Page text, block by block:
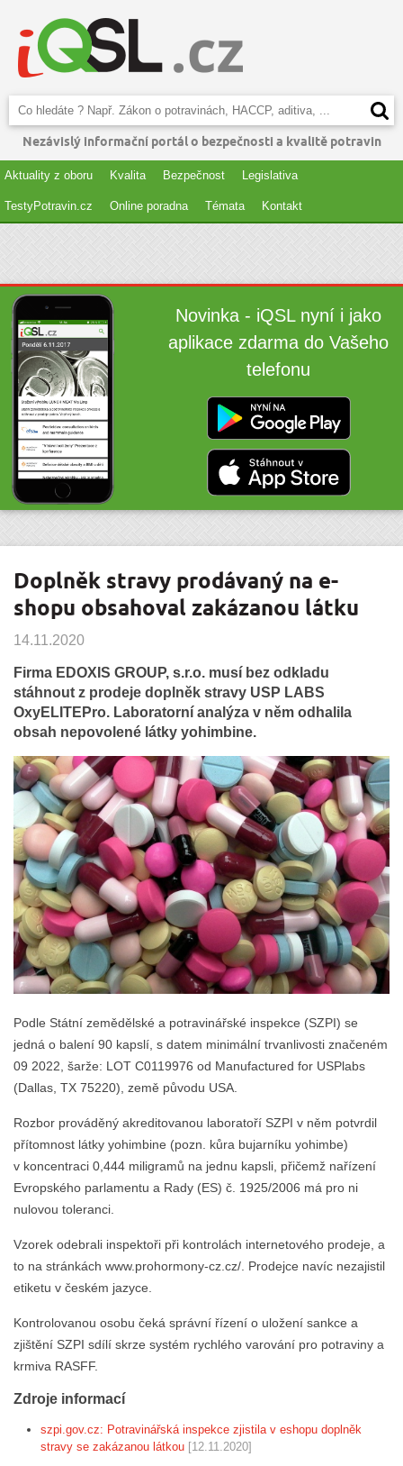
Nezávislý informační portál o bezpečnosti a kvalitě potravin
Aktuality z oboru Kvalita Bezpečnost Legislativa
TestyPotravin.cz Online poradna Témata Kontakt
Novinka - iQSL nyní i jako
aplikace zdarma do Vašeho
telefonu
Doplněk stravy prodávaný na e-
shopu obsahoval zakázanou látku
14.11.2020
Firma EDOXIS GROUP, s.r.o. musí bez odkladu
stáhnout z prodeje doplněk stravy USP LABS
OxyELITEPro. Laboratorní analýza v něm odhalila
obsah nepovolené látky yohimbine.
Podle Státní zemědělské a potravinářské inspekce (SZPI) se
jedná o balení 90 kapslí, s datem minimální trvanlivosti značeném
09 2022, šarže: LOT C0119976 od Manufactured for USPlabs
(Dallas, TX 75220), země původu USA.
Rozbor prováděný akreditovanou laboratoří SZPI v něm potvrdil
přítomnost látky yohimbine (pozn. kůra bujarníku yohimbe)
v koncentraci 0,444 miligramů na jednu kapsli, přičemž nařízení
Evropského parlamentu a Rady (ES) č. 1925/2006 má pro ni
nulovou toleranci.
Vzorek odebrali inspektoři při kontrolách internetového prodeje, a
to na stránkách www.prohormony-cz.cz/. Prodejce navíc nezajistil
etiketu v českém jazyce.
Kontrolovanou osobu čeká správní řízení o uložení sankce a
zjištění SZPI sdílí skrze systém rychlého varování pro potraviny a
krmiva RASFF.
Zdroje informací
szpi.gov.cz: Potravinářská inspekce zjistila v eshopu doplněk
stravy se zakázanou látkou [12.11.2020]